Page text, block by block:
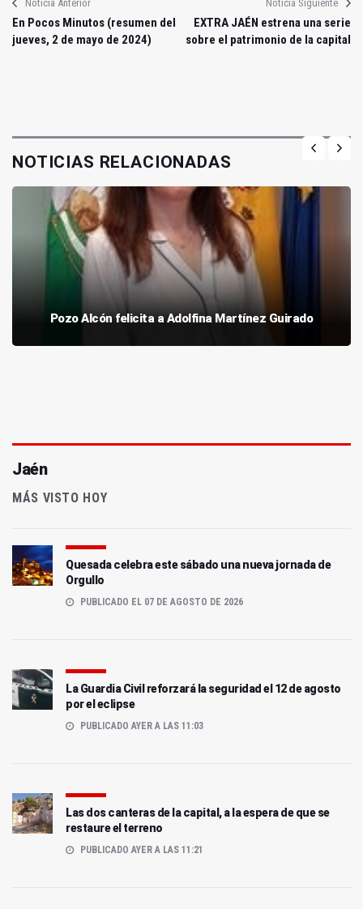
Noticia Anterior
En Pocos Minutos (resumen del
jueves, 2 de mayo de 2024)
Noticia Siguiente
EXTRA JAÉN estrena una serie
sobre el patrimonio de la capital
NOTICIAS RELACIONADAS
Pozo Alcón felicita a Adolfina Martínez Guirado
Jaén
MÁS VISTO HOY
Quesada celebra este sábado una nueva jornada de
Orgullo
PUBLICADO EL 07 DE AGOSTO DE 2026
La Guardia Civil reforzará la seguridad el 12 de agosto
por el eclipse
PUBLICADO AYER A LAS 11:03
Las dos canteras de la capital, a la espera de que se
restaure el terreno
PUBLICADO AYER A LAS 11:21